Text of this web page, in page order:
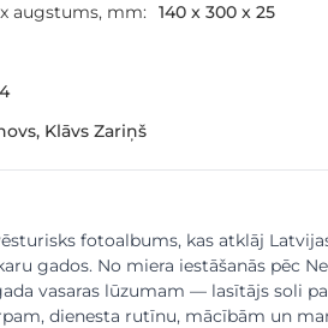
image
View larger imageView larger image
augstums, mm:
140 x 300 x 25
Klāvs Zariņš
fotoalbums, kas atklāj
gados. No miera iestāšanās pēc
vasaras lūzumam — lasītājs soli
dienesta rutīnu, mācībām un